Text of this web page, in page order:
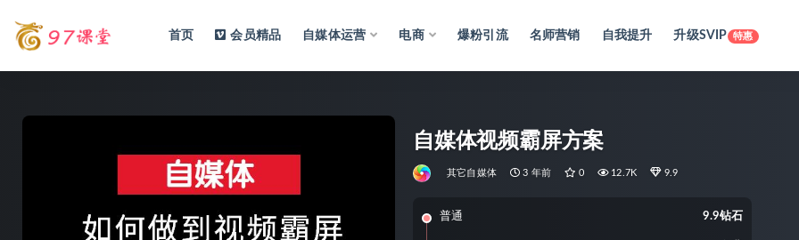
首页 会员精品 自媒体运营 电商 爆粉引流 名师营销 自我提升 升级SVIP 特惠
自媒体视频霸屏方案
其它自媒体 3 年前 0 12.7K 9.9
普通 9.9钻石